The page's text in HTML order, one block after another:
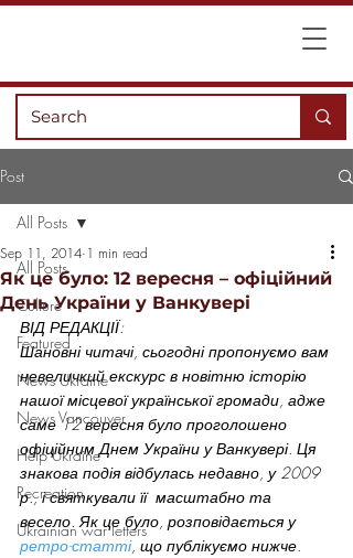
Post
All Posts
Culture
Featured
News Ukraine
News Vancouver
Help Ukraine
Recreation
Ukrainian war letters
All Posts
Як це було: 12 вересня – офіційний
День України у Ванкувері
Sep 11, 2014 1 min read
ВІД РЕДАКЦІЇ:
Шановні читачі, сьогодні пропонуємо вам
невеличкий екскурс в новітню історію
нашої місцевої української громади, адже
саме 12 вересня було проголошено
офіційним Днем України у Ванкувері. Ця
знакова подія відбулась недавно, у 2009
р., і святкували її  масштабно та
весело. Як це було, розповідається у
ретро-статті, що публікуємо нижче.